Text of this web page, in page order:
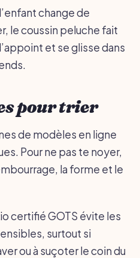
change de
le coussin peluche fait
et se glisse dans
pour trier
de modèles en ligne
Pour ne pas te noyer,
la forme et le
certifié GOTS évite les
surtout si
ou à suçoter le coin du